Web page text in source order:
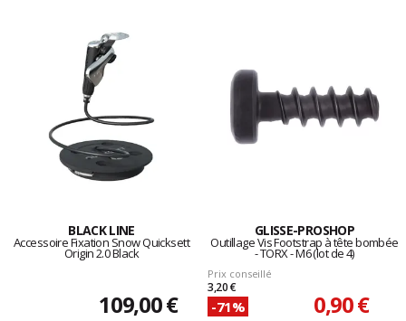
BLACK LINE
Accessoire Fixation Snow Quicksett
Origin 2.0 Black
109,00 €
GLISSE-PROSHOP
Outillage Vis Footstrap à tête bombée
- TORX - M6 (lot de 4)
Prix conseillé
3,20 €
-71% 0,90 €